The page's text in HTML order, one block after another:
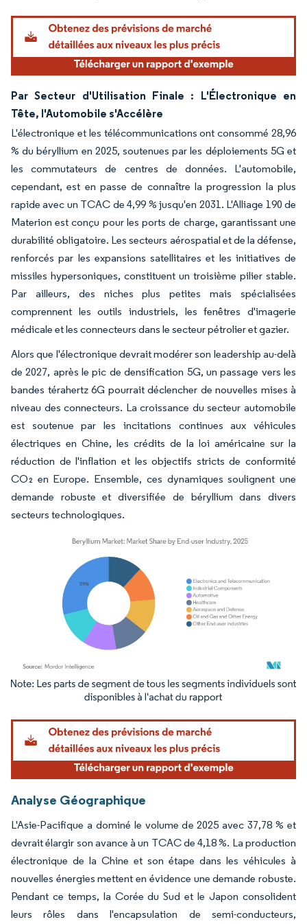
Par Secteur d'Utilisation Finale : L'Électronique en
Tête, l'Automobile s'Accélère
L'électronique et les télécommunications ont consommé 28,96
% du béryllium en 2025, soutenues par les déploiements 5G et
les commutateurs de centres de données. L'automobile,
cependant, est en passe de connaître la progression la plus
rapide avec un TCAC de 4,99 % jusqu'en 2031. L'Alliage 190 de
Materion est conçu pour les ports de charge, garantissant une
durabilité obligatoire. Les secteurs aérospatial et de la défense,
renforcés par les expansions satellitaires et les initiatives de
missiles hypersoniques, constituent un troisième pilier stable.
Par ailleurs, des niches plus petites mais spécialisées
comprennent les outils industriels, les fenêtres d'imagerie
médicale et les connecteurs dans le secteur pétrolier et gazier.
Alors que l'électronique devrait modérer son leadership au-delà
de 2027, après le pic de densification 5G, un passage vers les
bandes térahertz 6G pourrait déclencher de nouvelles mises à
niveau des connecteurs. La croissance du secteur automobile
est soutenue par les incitations continues aux véhicules
électriques en Chine, les crédits de la loi américaine sur la
réduction de l'inflation et les objectifs stricts de conformité
CO₂ en Europe. Ensemble, ces dynamiques soulignent une
demande robuste et diversifiée de béryllium dans divers
secteurs technologiques.
Image © Mordor Intelligence. La réutilisation nécessite une attribution sous CC BY
Analyse Géographique
L'Asie-Pacifique a dominé le volume de 2025 avec 37,78 % et
devrait élargir son avance à un TCAC de 4,18 %. La production
électronique de la Chine et son étape dans les véhicules à
nouvelles énergies mettent en évidence une demande robuste.
Pendant ce temps, la Corée du Sud et le Japon consolident
leurs rôles dans l'encapsulation de semi-conducteurs,